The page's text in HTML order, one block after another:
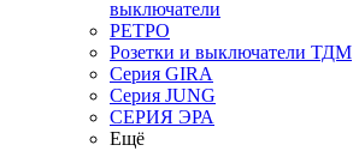
выключатели
РЕТРО
Розетки и выключатели ТДМ
Серия GIRA
Серия JUNG
СЕРИЯ ЭРА
Ещё